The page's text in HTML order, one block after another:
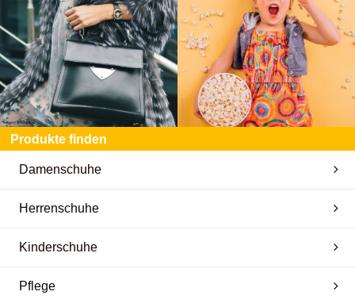
Produkte finden
Damenschuhe
Herrenschuhe
Kinderschuhe
Pflege